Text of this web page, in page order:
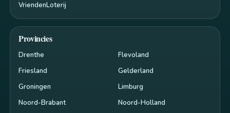
VriendenLoterij
Provincies
Drenthe
Flevoland
Friesland
Gelderland
Groningen
Limburg
Noord-Brabant
Noord-Holland